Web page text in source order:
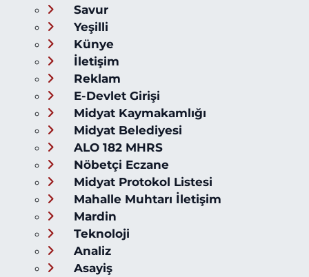
Savur
Yeşilli
Künye
İletişim
Reklam
E-Devlet Girişi
Midyat Kaymakamlığı
Midyat Belediyesi
ALO 182 MHRS
Nöbetçi Eczane
Midyat Protokol Listesi
Mahalle Muhtarı İletişim
Mardin
Teknoloji
Analiz
Asayiş